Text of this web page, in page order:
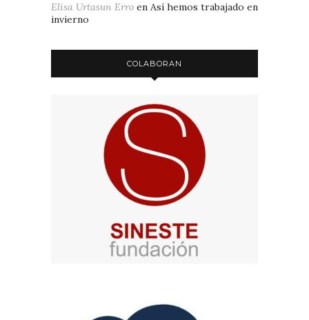
Elisa Urtasun Erro en Así hemos trabajado en
invierno
COLABORAN